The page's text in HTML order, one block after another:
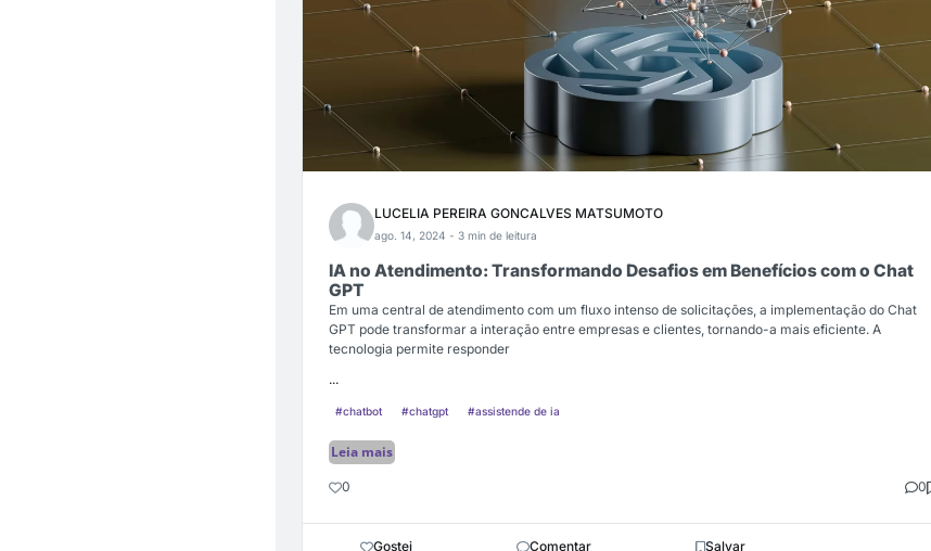
LUCELIA PEREIRA GONCALVES MATSUMOTO
ago. 14, 2024 - 3 min de leitura
IA no Atendimento: Transformando Desafios em Benefícios com o Chat
GPT
Em uma central de atendimento com um fluxo intenso de solicitações, a implementação do Chat
GPT pode transformar a interação entre empresas e clientes, tornando-a mais eficiente. A
tecnologia permite responder
...
#chatbot #chatgpt #assistende de ia
Leia mais
0 0
Gostei Comentar Salvar